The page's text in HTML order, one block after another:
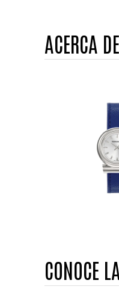
ACERCA
CONOCE